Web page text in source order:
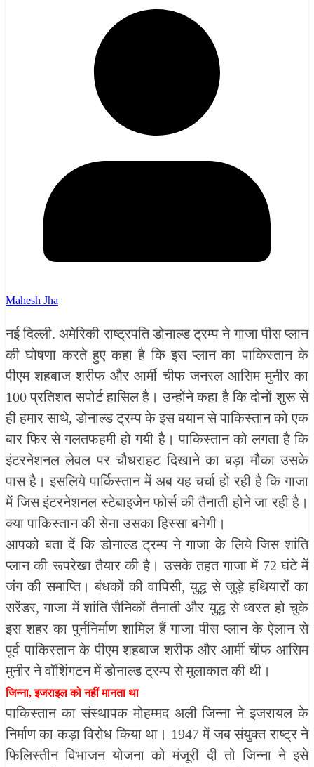
Mahesh Jha
नई दिल्ली. अमेरिकी राष्ट्रपति डोनाल्ड ट्रम्प ने गाजा पीस प्लान
की घोषणा करते हुए कहा है कि इस प्लान का पाकिस्तान के
पीएम शहबाज शरीफ और आर्मी चीफ जनरल आसिम मुनीर का
100 प्रतिशत सपोर्ट हासिल है। उन्होंने कहा है कि दोनों शुरू से
ही हमार साथे, डोनाल्ड ट्रम्प के इस बयान से पाकिस्तान को एक
बार फिर से गलतफहमी हो गयी है। पाकिस्तान को लगता है कि
इंटरनेशनल लेवल पर चौधराहट दिखाने का बड़ा मौका उसके
पास है। इसलिये पार्किस्तान में अब यह चर्चा हो रही है कि गाजा
में जिस इंटरनेशनल स्टेबाइजेन फोर्स की तैनाती होने जा रही है।
क्या पाकिस्तान की सेना उसका हिस्सा बनेगी।
आपको बता दें कि डोनाल्ड ट्रम्प ने गाजा के लिये जिस शांति
प्लान की रूपरेखा तैयार की है। उसके तहत गाजा में 72 घंटे में
जंग की समाप्ति। बंधकों की वापिसी, युद्ध से जुड़े हथियारों का
सरेंडर, गाजा में शांति सैनिकों तैनाती और युद्ध से ध्वस्त हो चुके
इस शहर का पुर्ननिर्माण शामिल हैं गाजा पीस प्लान के ऐलान से
पूर्व पाकिस्तान के पीएम शहबाज शरीफ और आर्मी चीफ आसिम
मुनीर ने वॉशिंगटन में डोनाल्ड ट्रम्प से मुलाकात की थी।
जिन्ना, इजराइल को नहीं मानता था
पाकिस्तान का संस्थापक मोहम्मद अली जिन्ना ने इजरायल के
निर्माण का कड़ा विरोध किया था। 1947 में जब संयुक्त राष्ट्र ने
फिलिस्तीन विभाजन योजना को मंजूरी दी तो जिन्ना ने इसे